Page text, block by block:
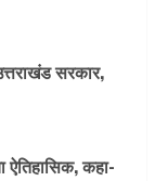
सरकार,
ऐतिहासिक, कहा-